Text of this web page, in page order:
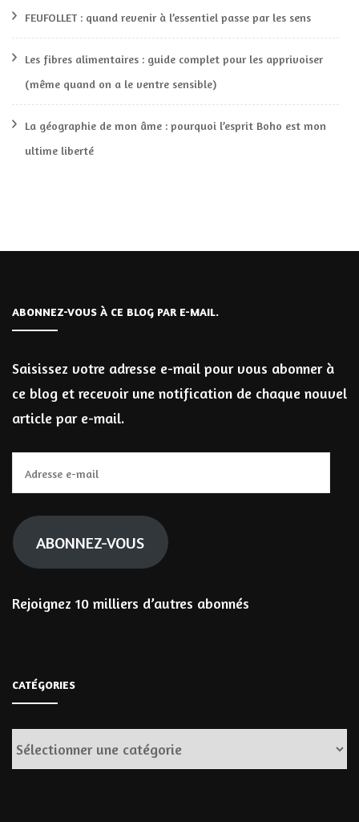
FEUFOLLET : quand revenir à l’essentiel passe par les sens
Les fibres alimentaires : guide complet pour les apprivoiser
(même quand on a le ventre sensible)
La géographie de mon âme : pourquoi l’esprit Boho est mon
ultime liberté
ABONNEZ-VOUS À CE BLOG PAR E-MAIL.
Saisissez votre adresse e-mail pour vous abonner à
ce blog et recevoir une notification de chaque nouvel
article par e-mail.
e-
mail
ABONNEZ-VOUS
Rejoignez 10 milliers d’autres abonnés
CATÉGORIES
Catégories